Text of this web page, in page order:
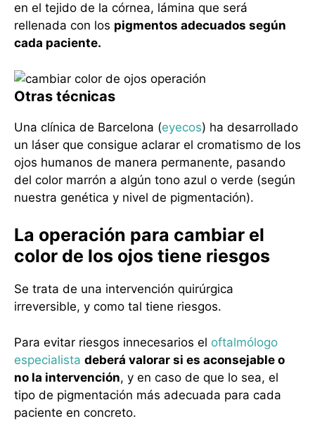
en el tejido de la córnea, lámina que será
rellenada con los pigmentos adecuados según
cada paciente.
Otras técnicas
Una clínica de Barcelona (eyecos) ha desarrollado
un láser que consigue aclarar el cromatismo de los
ojos humanos de manera permanente, pasando
del color marrón a algún tono azul o verde (según
nuestra genética y nivel de pigmentación).
La operación para cambiar el
color de los ojos tiene riesgos
Se trata de una intervención quirúrgica
irreversible, y como tal tiene riesgos.
Para evitar riesgos innecesarios el oftalmólogo
especialista deberá valorar si es aconsejable o
no la intervención, y en caso de que lo sea, el
tipo de pigmentación más adecuada para cada
paciente en concreto.